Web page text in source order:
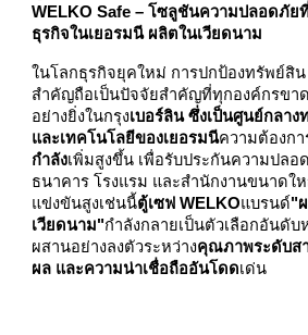
WELKO Safe – โซลูชันความปลอดภั
ธุรกิจในเยอรมนี ผลิตในเวียดนาม
ในโลกธุรกิจยุคใหม่ การปกป้องทรัพย์สิน
สำคัญถือเป็นปัจจัยสำคัญที่ทุกองค์กรขา
อย่างยิ่งในกรุงเบอร์ลิน ซึ่งเป็นศูนย์กลาง
และเทคโนโลยีของเยอรมนีความต้องก
กำลังเพิ่มสูงขึ้น เพื่อรับประกันความปลอ
ธนาคาร โรงแรม และสำนักงานขนาดใ
แข่งขันสูงเช่นนี้ตู้เซฟ WELKOแบรนด์"
เวียดนาม"กำลังกลายเป็นตัวเลือกอันดั
ผสานอย่างลงตัวระหว่างคุณภาพระดับส
ผล และความน่าเชื่อถืออันโดดเด่น